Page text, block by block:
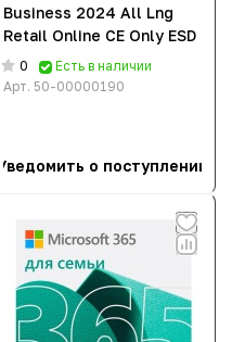
Business 2024 All Lng
Retail Online CE Only ESD
0
Есть в наличии
Арт. 50-00000190
Уведомить о поступлении